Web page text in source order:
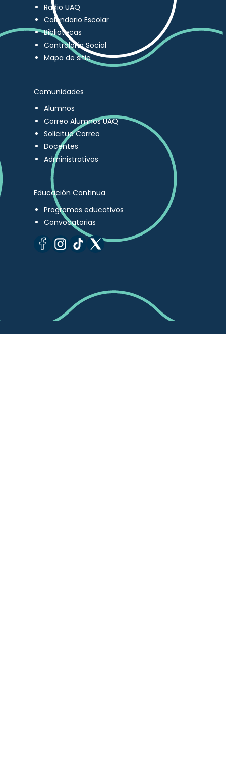
Radio UAQ
Calendario Escolar
Bibliotecas
Contraloría Social
Mapa de sitio
Comunidades
Alumnos
Correo Alumnos UAQ
Solicitud Correo
Docentes
Administrativos
Educación Continua
Programas educativos
Convocatorias